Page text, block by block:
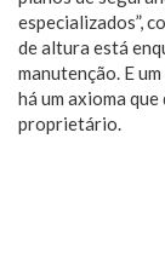
especializados”,
de altura está
manutenção. E
há um axioma
proprietário.